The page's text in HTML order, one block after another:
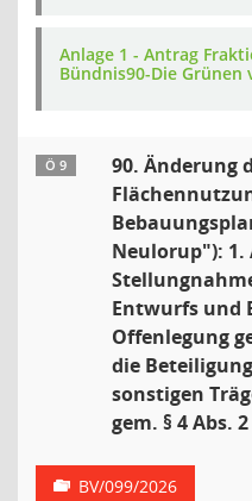
Anlage 1 - Antrag
Bündnis90-Die Grünen
Ö 9
90. Änderung
Neulorup"): 1.
Entwurfs und
Offenlegung
die
sonstigen
gem. § 4 Abs.
BV/099/2026